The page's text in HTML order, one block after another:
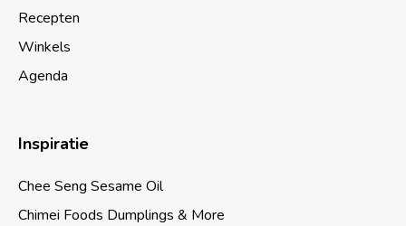
Recepten
Winkels
Agenda
Inspiratie
Chee Seng Sesame Oil
Chimei Foods Dumplings & More